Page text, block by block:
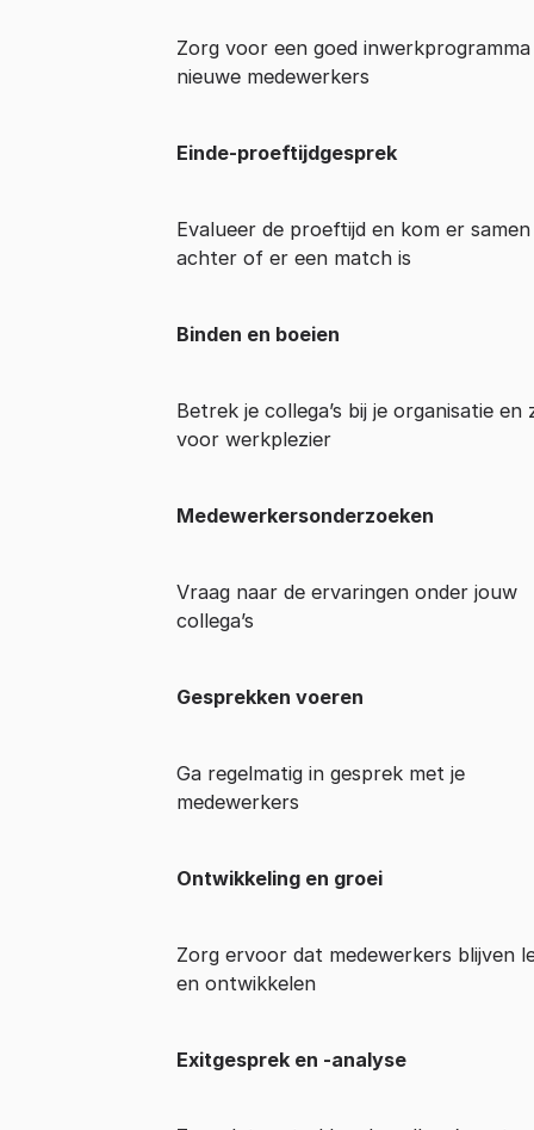
Zorg voor een goed
nieuwe medewerkers
Einde-proeftijdgesprek
Evalueer de proeftijd en kom er samen
achter of er een match is
Binden en boeien
Betrek je collega’s bij je organisatie en
voor werkplezier
Medewerkersonderzoeken
Vraag naar de ervaringen onder jouw
collega’s
Gesprekken voeren
Ga regelmatig in gesprek met je
medewerkers
Ontwikkeling en groei
Zorg ervoor dat medewerkers blijven
en ontwikkelen
Exitgesprek en -analyse